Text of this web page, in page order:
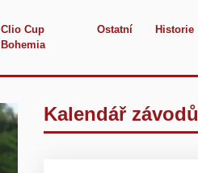
Clio Cup
Bohemia
Ostatní Historie
Kalendář závodů